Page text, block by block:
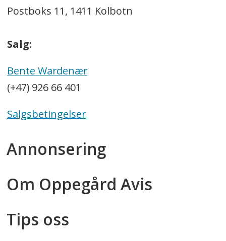
Postboks 11, 1411 Kolbotn
Salg:
Bente Wardenær
(+47) 926 66 401
Salgsbetingelser
Annonsering
Om Oppegård Avis
Tips oss